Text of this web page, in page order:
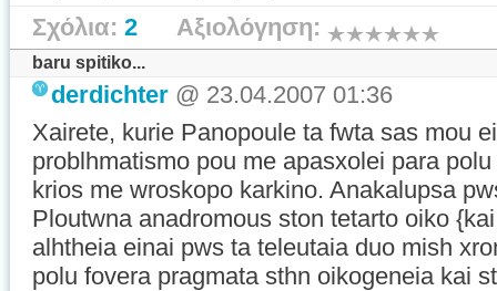
Σχόλια: 2 Αξιολόγηση:
baru spitiko...
derdichter @ 23.04.2007 01:36
Xairete, kurie Panopoule ta fwta sas mou
problhmatismo pou me apasxolei para
krios me wroskopo karkino. Anakalupsa
Ploutwna anadromous ston tetarto oiko
alhtheia einai pws ta teleutaia duo mish
polu fovera pragmata sthn oikogeneia kai